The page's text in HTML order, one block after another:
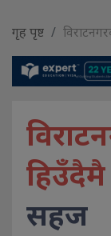
गृह पृष्ट
हिउँदैमै
सहज